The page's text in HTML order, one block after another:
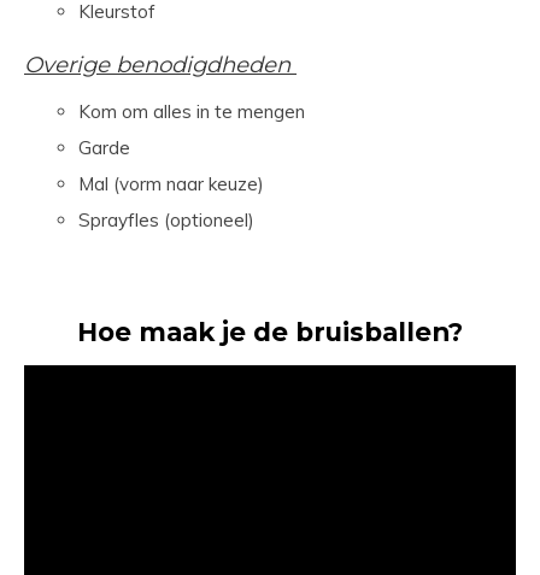
Kleurstof
Overige benodigdheden
Kom om alles in te mengen
Garde
Mal (vorm naar keuze)
Sprayfles (optioneel)
Hoe maak je de bruisballen?